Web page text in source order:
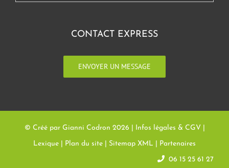
CONTACT EXPRESS
ENVOYER UN MESSAGE
© Créé par Gianni Codron 2026 | Infos légales & CGV
Lexique Plan du site Sitemap XML Partenaires
06 15 25 61 27